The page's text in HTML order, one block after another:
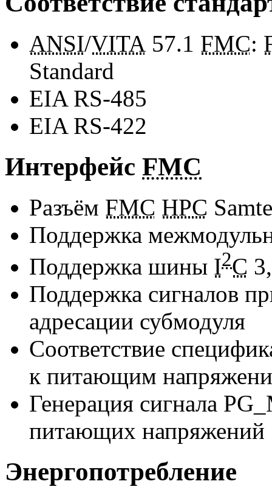
ANSI/VITA 57.1 FMC:
Standard
EIA RS-485
EIA RS-422
Интерфейс FMC
Разъём FMC HPC
Поддержка
Поддержка шины I2C
Поддержка сигналов
адресации субмодуля
Соответствие
к питающим
Генерация сигнала
питающих напряжений
Энергопотребление